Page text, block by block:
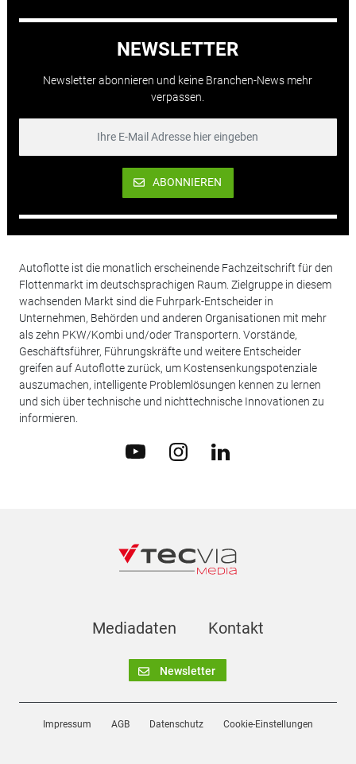
NEWSLETTER
Newsletter abonnieren und keine Branchen-News mehr
verpassen.
ABONNIEREN
Autoflotte ist die monatlich erscheinende Fachzeitschrift für den
Flottenmarkt im deutschsprachigen Raum. Zielgruppe in diesem
wachsenden Markt sind die Fuhrpark-Entscheider in
Unternehmen, Behörden und anderen Organisationen mit mehr
als zehn PKW/Kombi und/oder Transportern. Vorstände,
Geschäftsführer, Führungskräfte und weitere Entscheider
greifen auf Autoflotte zurück, um Kostensenkungspotenziale
auszumachen, intelligente Problemlösungen kennen zu lernen
und sich über technische und nichttechnische Innovationen zu
informieren.
Mediadaten Kontakt
Newsletter
Impressum AGB Datenschutz Cookie-Einstellungen